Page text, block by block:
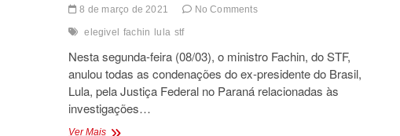
8 de março de 2021 No Comments
elegivel fachin lula stf
Nesta segunda-feira (08/03), o ministro Fachin, do STF,
anulou todas as condenações do ex-presidente do Brasil,
Lula, pela Justiça Federal no Paraná relacionadas às
investigações…
Ver MaisFachin